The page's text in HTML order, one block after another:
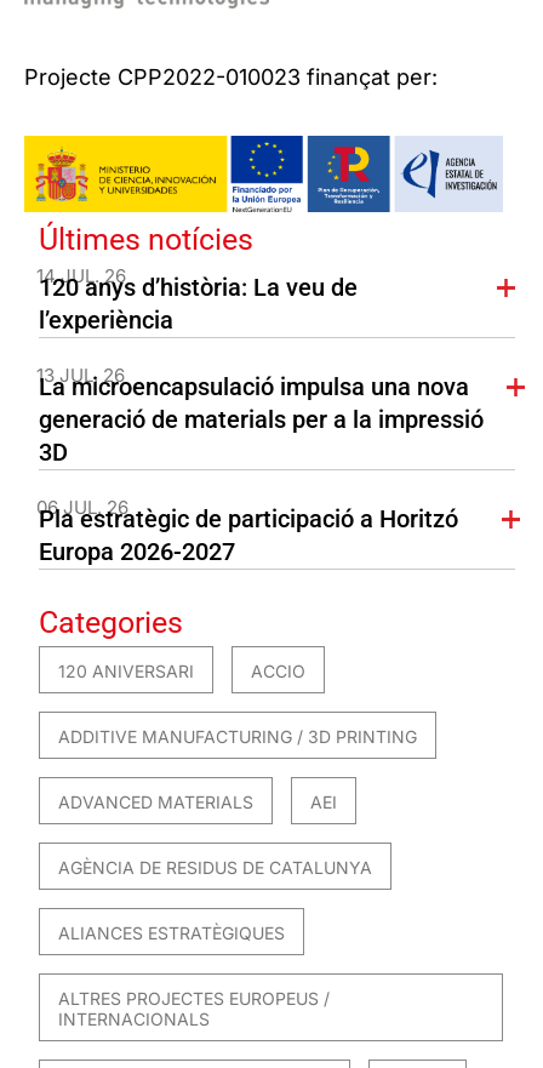
Projecte CPP2022-010023 finançat per:
Últimes notícies
14 JUL. 26
120 anys d’història: La veu de
l’experiència
13 JUL. 26
La microencapsulació impulsa una nova
generació de materials per a la impressió
3D
06 JUL. 26
Pla estratègic de participació a Horitzó
Europa 2026-2027
Categories
120 ANIVERSARI ACCIO
ADDITIVE MANUFACTURING / 3D PRINTING
ADVANCED MATERIALS AEI
AGÈNCIA DE RESIDUS DE CATALUNYA
ALIANCES ESTRATÈGIQUES
ALTRES PROJECTES EUROPEUS /
INTERNACIONALS